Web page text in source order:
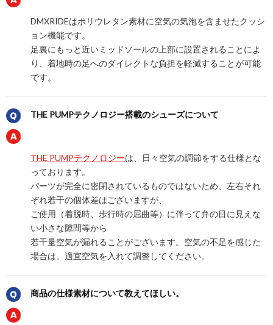
DMXRIDEはポリウレタン素材に空気の気泡を含ませたクッシ
ョン機能です。
足裏にもっと近いミッドソールの上部に設置されることによ
り、着地時の足へのダイレクトな負担を軽減することが可能
です。
THE PUMPテクノロジー搭載のシューズについて
THE PUMPテクノロジーは、日々空気の調節をする仕様とな
っております。
パーツが完全に密閉されているものではないため、左右それ
ぞれ若干の個体差はございますが、
ご使用（着脱時、歩行時の屈曲等）に伴って弁の目に見えな
い小さな隙間等から
若干量空気が漏れることがございます。空気の不足を感じた
場合は、適宜空気を入れて調整してください。
商品の仕様素材について教えてほしい。